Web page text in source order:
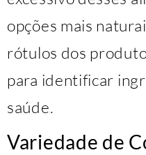
opções mais
rótulos dos
para identificar
saúde.
Variedade de